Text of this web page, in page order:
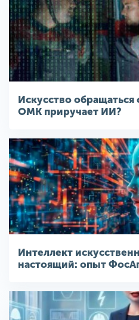
Искусство
ОМК приручает ИИ?
Интеллект
настоящий: опыт